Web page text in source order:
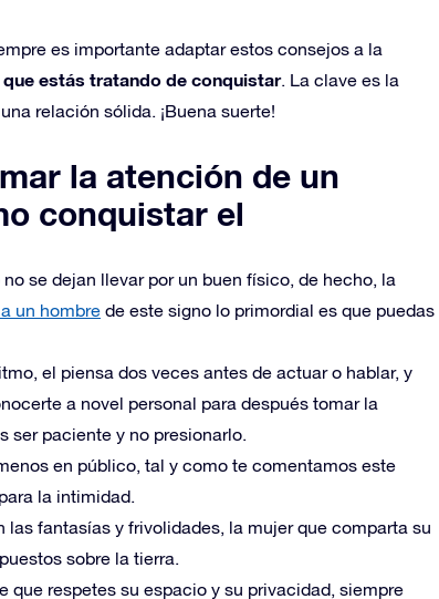
es importante adaptar estos consejos a la
estás tratando de conquistar. La clave es la
relación sólida. ¡Buena suerte!
la atención de un
conquistar el
se dejan llevar por un buen físico, de hecho, la
un hombre de este signo lo primordial es que puedas
el piensa dos veces antes de actuar o hablar, y
a novel personal para después tomar la
ser paciente y no presionarlo.
en público, tal y como te comentamos este
la intimidad.
las fantasías y frivolidades, la mujer que comparta su
sobre la tierra.
que respetes su espacio y su privacidad, siempre